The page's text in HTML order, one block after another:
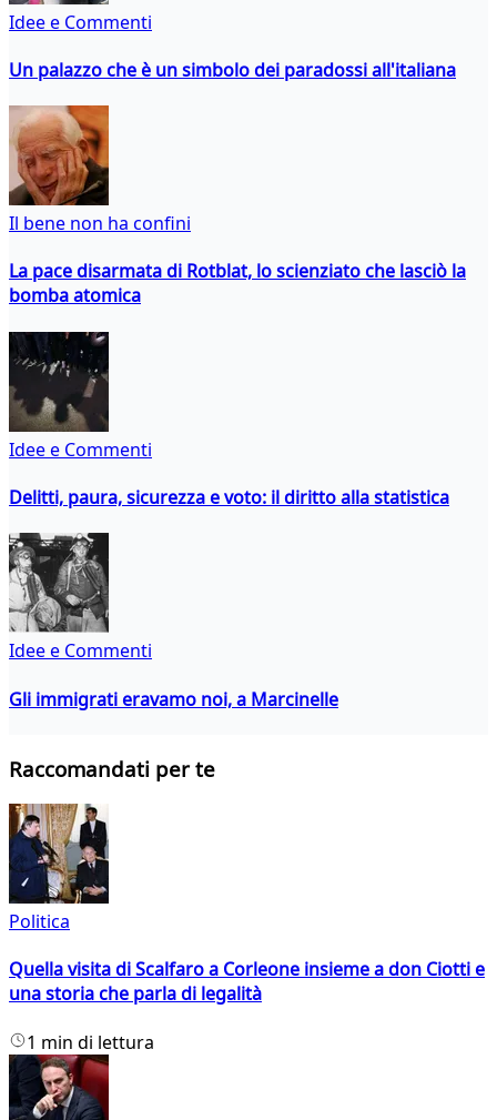
Idee e Commenti
Un palazzo che è un simbolo dei paradossi all'italiana
Il bene non ha confini
La pace disarmata di Rotblat, lo scienziato che lasciò la
bomba atomica
Idee e Commenti
Delitti, paura, sicurezza e voto: il diritto alla statistica
Idee e Commenti
Gli immigrati eravamo noi, a Marcinelle
Raccomandati per te
Politica
Quella visita di Scalfaro a Corleone insieme a don Ciotti e
una storia che parla di legalità
1 min di lettura